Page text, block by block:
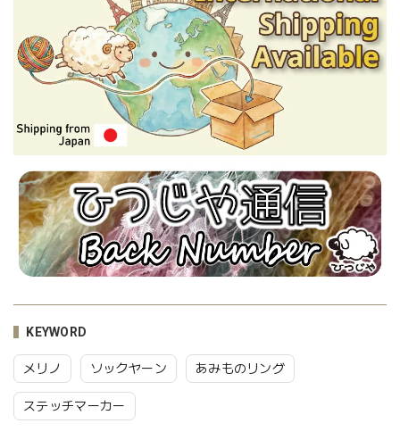
KEYWORD
メリノ ソックヤーン あみものリング
ステッチマーカー